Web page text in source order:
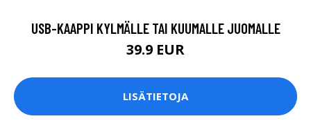
USB-KAAPPI KYLMÄLLE TAI KUUMALLE JUOMALLE
39.9 EUR
LISÄTIETOJA